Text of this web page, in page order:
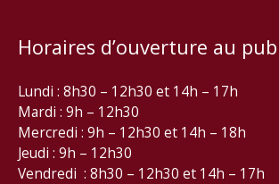
Horaires d’ouverture au
Lundi : 8h30 – 12h30 et 14h – 17h
Mardi : 9h – 12h30
Mercredi : 9h – 12h30 et 14h – 18h
Jeudi : 9h – 12h30
Vendredi : 8h30 – 12h30 et 14h – 17h